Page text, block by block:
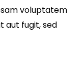
voluptatem
aut fugit, sed